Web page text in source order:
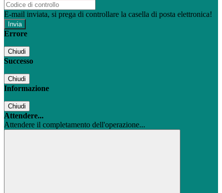
E-mail inviata, si prega di controllare la casella di posta elettronica!
Errore
Chiudi
Successo
Chiudi
Informazione
Chiudi
Attendere...
Attendere il completamento dell'operazione...